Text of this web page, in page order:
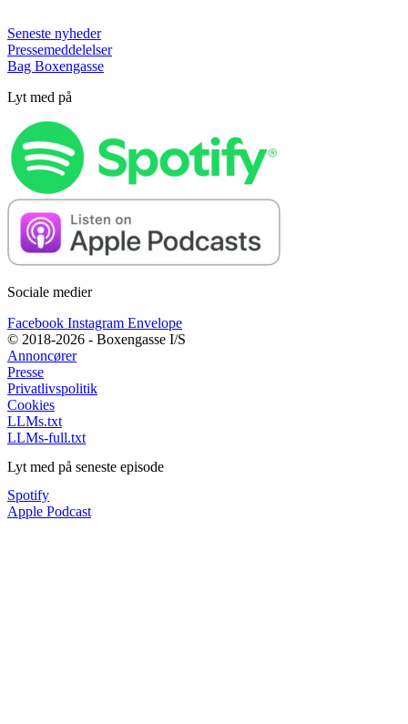
Seneste nyheder
Pressemeddelelser
Bag Boxengasse
Lyt med på
Sociale medier
Facebook Instagram Envelope
© 2018-2026 - Boxengasse I/S
Annoncører
Presse
Privatlivspolitik
Cookies
LLMs.txt
LLMs-full.txt
Lyt med på seneste episode
Spotify
Apple Podcast